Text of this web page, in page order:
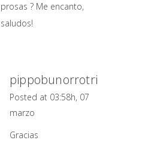
prosas ? Me encanto,
saludos!
pippobunorrotri
Posted at 03:58h, 07
marzo
Gracias